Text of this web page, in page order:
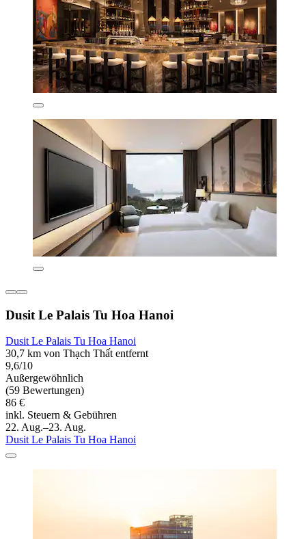
Dusit Le Palais Tu Hoa Hanoi
Dusit Le Palais Tu Hoa Hanoi
30,7 km von Thạch Thất entfernt
9,6/10
Außergewöhnlich
(59 Bewertungen)
86 €
inkl. Steuern & Gebühren
22. Aug.–23. Aug.
Dusit Le Palais Tu Hoa Hanoi